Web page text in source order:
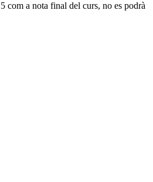
com a nota final del curs, no es podrà